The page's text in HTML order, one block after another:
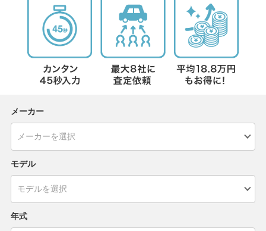
メーカー
モデル
年式